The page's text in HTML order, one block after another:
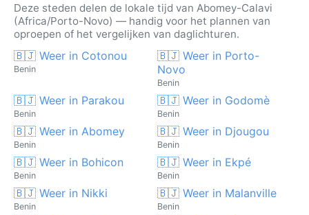
Deze steden delen de lokale tijd van Abomey-Calavi
(Africa/Porto-Novo) — handig voor het plannen van
oproepen of het vergelijken van daglichturen.
🇧🇯 Weer in Cotonou
Benin
🇧🇯 Weer in Porto-
Novo
Benin
🇧🇯 Weer in Parakou
Benin
🇧🇯 Weer in Godomè
Benin
🇧🇯 Weer in Abomey
Benin
🇧🇯 Weer in Djougou
Benin
🇧🇯 Weer in Bohicon
Benin
🇧🇯 Weer in Ekpé
Benin
🇧🇯 Weer in Nikki
Benin
🇧🇯 Weer in Malanville
Benin